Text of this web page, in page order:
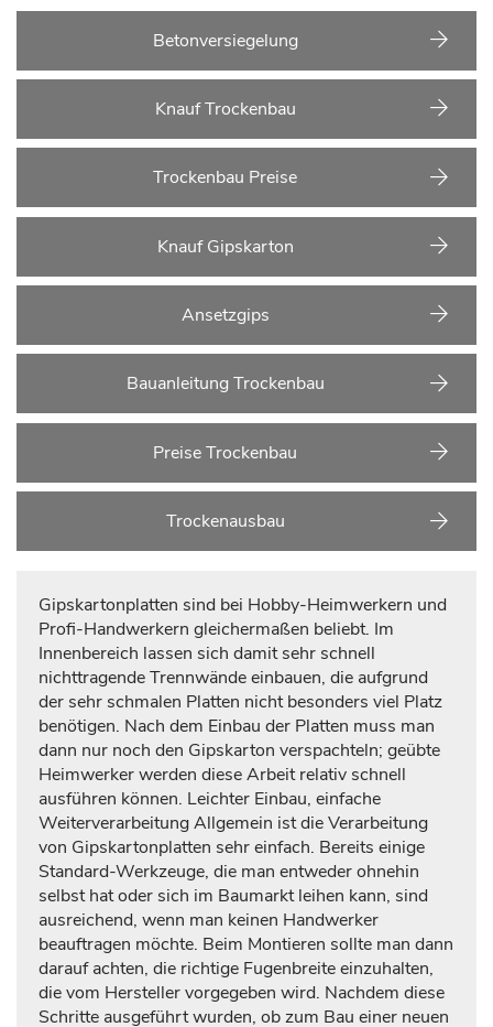
Betonversiegelung
Knauf Trockenbau
Trockenbau Preise
Knauf Gipskarton
Ansetzgips
Bauanleitung Trockenbau
Preise Trockenbau
Trockenausbau
Gipskartonplatten sind bei Hobby-Heimwerkern und
Profi-Handwerkern gleichermaßen beliebt. Im
Innenbereich lassen sich damit sehr schnell
nichttragende Trennwände einbauen, die aufgrund
der sehr schmalen Platten nicht besonders viel Platz
benötigen. Nach dem Einbau der Platten muss man
dann nur noch den Gipskarton verspachteln; geübte
Heimwerker werden diese Arbeit relativ schnell
ausführen können. Leichter Einbau, einfache
Weiterverarbeitung Allgemein ist die Verarbeitung
von Gipskartonplatten sehr einfach. Bereits einige
Standard-Werkzeuge, die man entweder ohnehin
selbst hat oder sich im Baumarkt leihen kann, sind
ausreichend, wenn man keinen Handwerker
beauftragen möchte. Beim Montieren sollte man dann
darauf achten, die richtige Fugenbreite einzuhalten,
die vom Hersteller vorgegeben wird. Nachdem diese
Schritte ausgeführt wurden, ob zum Bau einer neuen